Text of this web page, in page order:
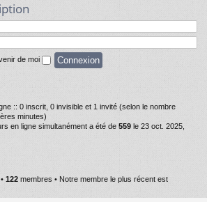
de moi
:: 0 inscrit, 0 invisible et 1 invité (selon le nombre
minutes)
en ligne simultanément a été de 559 le 23 oct. 2025,
122 membres • Notre membre le plus récent est